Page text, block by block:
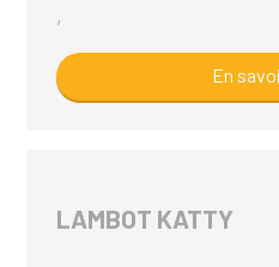
,
En
LAMBOT KATTY